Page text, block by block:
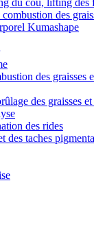
du cou, lifting des
des
Kumashape
des graisses
des graisses
des rides
des taches